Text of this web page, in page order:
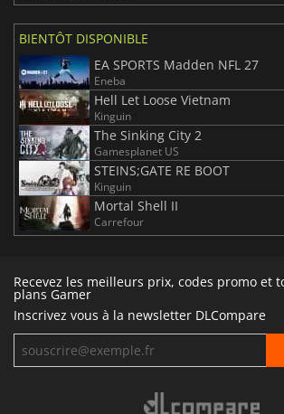
BIENTÔT DISPONIBLE
EA SPORTS Madden NFL 27
Eneba
Hell Let Loose Vietnam
Kinguin
The Sinking City 2
Gamesplanet US
STEINS;GATE RE BOOT
Kinguin
Mortal Shell II
Carrefour
Recevez les meilleurs prix, codes promo et
plans Gamer
Inscrivez vous à la newsletter DLCompare